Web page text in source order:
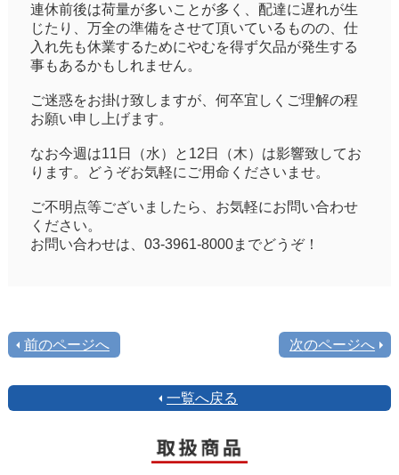
連休前後は荷量が多いことが多く、配達に遅れが生
じたり、万全の準備をさせて頂いているものの、仕
入れ先も休業するためにやむを得ず欠品が発生する
事もあるかもしれません。
ご迷惑をお掛け致しますが、何卒宜しくご理解の程
お願い申し上げます。
なお今週は11日（水）と12日（木）は影響致してお
ります。どうぞお気軽にご用命くださいませ。
ご不明点等ございましたら、お気軽にお問い合わせ
ください。
お問い合わせは、03-3961-8000までどうぞ！
前のページへ 次のページへ
一覧へ戻る